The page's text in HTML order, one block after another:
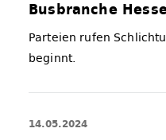
Busbranche
Parteien rufen
beginnt.
14.05.2024